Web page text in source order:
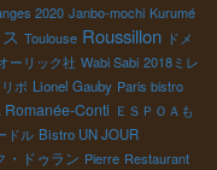
2020 Janbo-mochi Kurumé
Toulouse Roussillon ドメ
ーリック社 Wabi Sabi 2018ミレ
ボ Lionel Gauby Paris bistro
Conti ＥＳＰＯＡも
ドル Bistro UN JOUR
・ドゥラン Pierre Restaurant